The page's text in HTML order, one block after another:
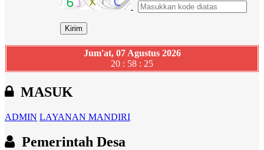
Jum'at, 07 Agustus 2026
20 : 58 : 26
MASUK
ADMIN LAYANAN MANDIRI
Pemerintah Desa